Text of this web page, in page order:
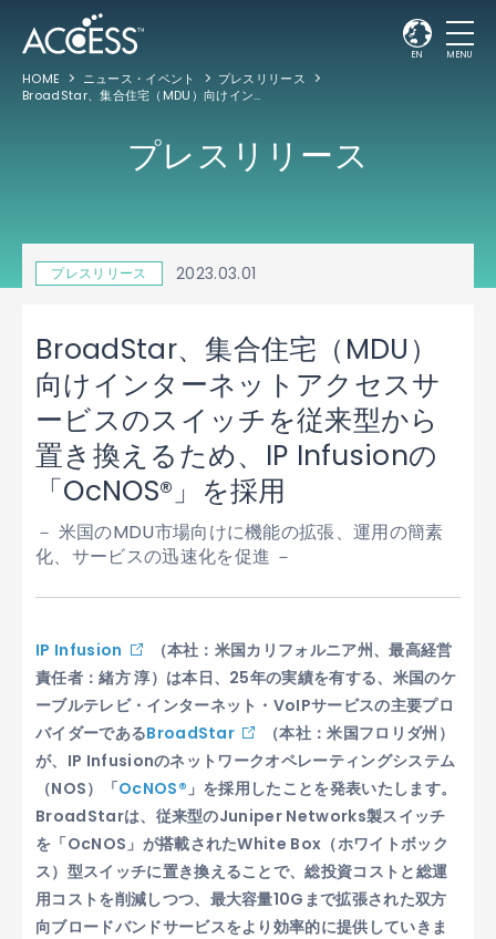
EN MENU
HOME ニュース・イベント
プレスリリース
BroadStar、集合住宅（MDU）向けインターネットアクセスサービスのスイッチを従来型から置き換えるため、IP Infusionの「OcNOS®」を採用
プレスリリース
プレスリリース 2023.03.01
BroadStar、集合住宅（MDU）
向けインターネットアクセスサ
ービスのスイッチを従来型から
置き換えるため、IP Infusionの
「OcNOS®」を採用
－ 米国のMDU市場向けに機能の拡張、運用の簡素
化、サービスの迅速化を促進 －
IP Infusion
（本社：米国カリフォルニア州、最高経営
責任者：緒方 淳）は本日、25年の実績を有する、米国のケ
ーブルテレビ・インターネット・VoIPサービスの主要プロ
バイダーであるBroadStar
（本社：米国フロリダ州）
が、IP Infusionのネットワークオペレーティングシステム
（NOS）「OcNOS®」を採用したことを発表いたします。
BroadStarは、従来型のJuniper Networks製スイッチ
を「OcNOS」が搭載されたWhite Box（ホワイトボック
ス）型スイッチに置き換えることで、総投資コストと総運
用コストを削減しつつ、最大容量10Gまで拡張された双方
向ブロードバンドサービスをより効率的に提供していきま